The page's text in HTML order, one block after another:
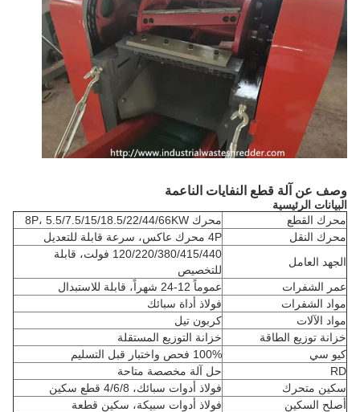
وصف عن آلة قطع النفايات الناعمة
البيانات الرئيسية
محرك القطع
محرك 8P، 5.5/7.5/15/18.5/22/44/66KW
محرك النقل
4P محرك عاكس، سرعة قابلة للتعديل
الجهد العامل
120/220/380/415/440 فولت، قابلة
للتخصيص
عمر الشفرات
عموماً 12-24 شهراً، قابلة للاستبدال
مواد الشفرات
فولاذ أداة سبائك
مواد الآلات
كربون تيل
خزانة توزيع الطاقة
خزانة التوزيع المستقلة
كيو سي
100% فحص واختبار قبل التسليم
RD
حل آلة مخصصة متاحة
سكين متحرك
فولاذ أدوات سبائك، 4/6/8 قطع سكين
أصلح السكين
فولاذ أدوات سبيكة، سكين قطعة